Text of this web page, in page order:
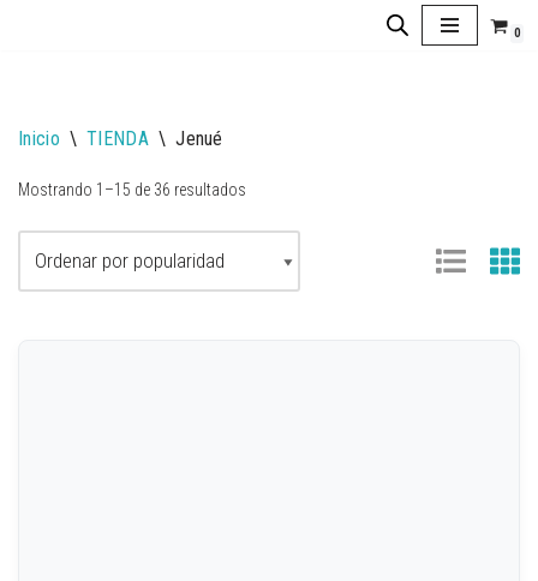
contenido
0
Inicio \ TIENDA \ Jenué
Mostrando 1–15 de 36 resultados